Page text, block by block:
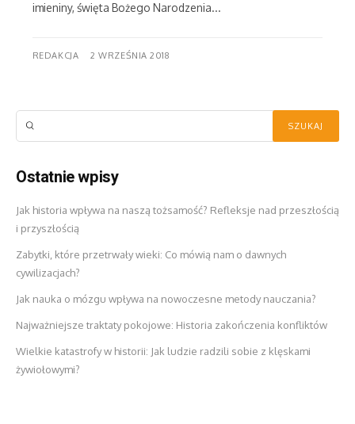
imieniny, święta Bożego Narodzenia...
REDAKCJA 2 WRZEŚNIA 2018
Ostatnie wpisy
Jak historia wpływa na naszą tożsamość? Refleksje nad przeszłością
i przyszłością
Zabytki, które przetrwały wieki: Co mówią nam o dawnych
cywilizacjach?
Jak nauka o mózgu wpływa na nowoczesne metody nauczania?
Najważniejsze traktaty pokojowe: Historia zakończenia konfliktów
Wielkie katastrofy w historii: Jak ludzie radzili sobie z klęskami
żywiołowymi?